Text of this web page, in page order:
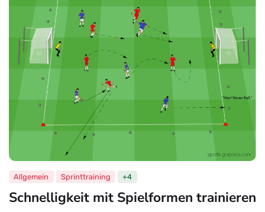
Schnelligkeit mit Spielformen trainieren
Allgemein Sprinttraining +4